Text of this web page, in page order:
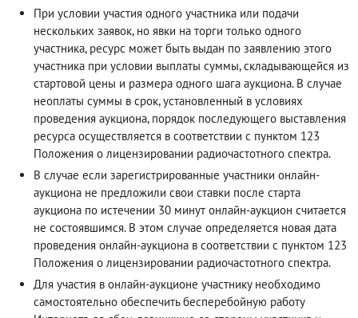
При условии участия одного участника или подачи
нескольких заявок, но явки на торги только одного
участника, ресурс может быть выдан по заявлению этого
участника при условии выплаты суммы, складывающейся из
стартовой цены и размера одного шага аукциона. В случае
неоплаты суммы в срок, установленный в условиях
проведения аукциона, порядок последующего выставления
ресурса осуществляется в соответствии с пунктом 123
Положения о лицензировании радиочастотного спектра.
В случае если зарегистрированные участники онлайн-
аукциона не предложили свои ставки после старта
аукциона по истечении 30 минут онлайн-аукцион считается
не состоявшимся. В этом случае определяется новая дата
проведения онлайн-аукциона в соответствии с пунктом 123
Положения о лицензировании радиочастотного спектра.
Для участия в онлайн-аукционе участнику необходимо
самостоятельно обеспечить бесперебойную работу